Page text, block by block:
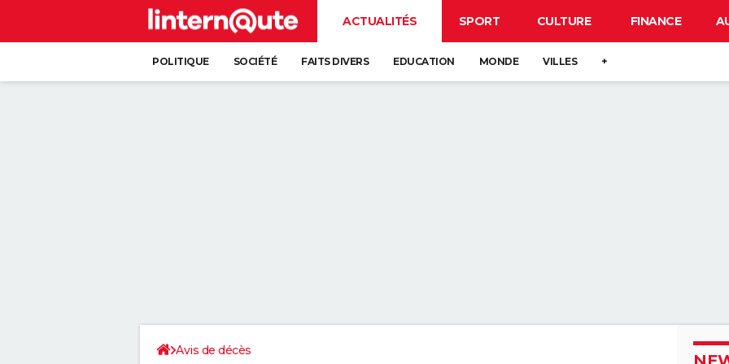
ACTUALITÉS SPORT CULTURE FINANCE
POLITIQUE SOCIÉTÉ FAITS DIVERS EDUCATION MONDE VILLES +
Avis de décès